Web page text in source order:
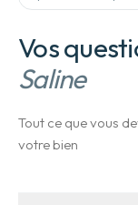
Vos
Saline
Tout ce que vous
votre bien